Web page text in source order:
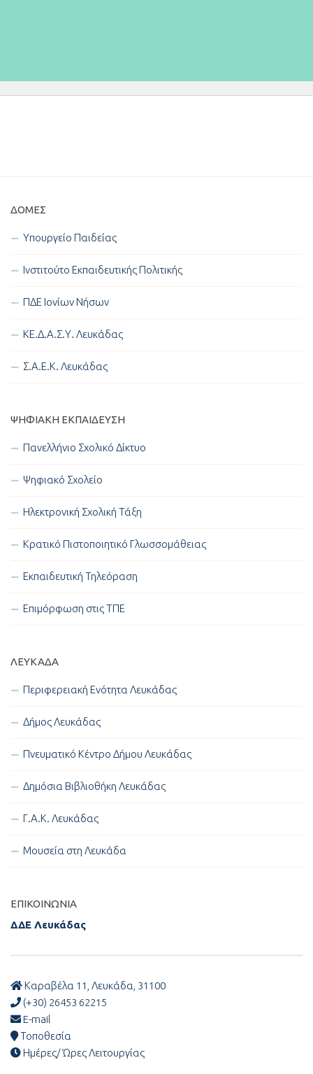
ΔΟΜΈΣ
Υπουργείο Παιδείας
Ινστιτούτο Εκπαιδευτικής Πολιτικής
ΠΔΕ Ιονίων Νήσων
ΚΕ.Δ.Α.Σ.Υ. Λευκάδας
Σ.Α.Ε.Κ. Λευκάδας
ΨΗΦΙΑΚΉ ΕΚΠΑΊΔΕΥΣΗ
Πανελλήνιο Σχολικό Δίκτυο
Ψηφιακό Σχολείο
Ηλεκτρονική Σχολική Τάξη
Κρατικό Πιστοποιητικό Γλωσσομάθειας
Εκπαιδευτική Τηλεόραση
Επιμόρφωση στις ΤΠΕ
ΛΕΥΚΑΔΑ
Περιφερειακή Ενότητα Λευκάδας
Δήμος Λευκάδας
Πνευματικό Κέντρο Δήμου Λευκάδας
Δημόσια Βιβλιοθήκη Λευκάδας
Γ.Α.Κ. Λευκάδας
Μουσεία στη Λευκάδα
ΕΠΙΚΟΙΝΩΝΊΑ
ΔΔΕ Λευκάδας
Καραβέλα 11, Λευκάδα, 31100
(+30) 26453 62215
E-mail
Τοποθεσία
Ημέρες/ Ώρες Λειτουργίας